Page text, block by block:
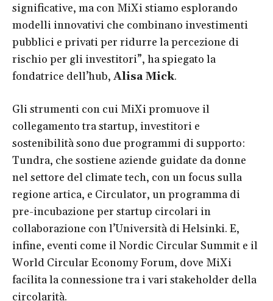
significative, ma con MiXi stiamo esplorando
modelli innovativi che combinano investimenti
pubblici e privati per ridurre la percezione di
rischio per gli investitori”, ha spiegato la
fondatrice dell’hub, Alisa Mick.
Gli strumenti con cui MiXi promuove il
collegamento tra startup, investitori e
sostenibilità sono due programmi di supporto:
Tundra, che sostiene aziende guidate da donne
nel settore del climate tech, con un focus sulla
regione artica, e Circulator, un programma di
pre-incubazione per startup circolari in
collaborazione con l’Università di Helsinki. E,
infine, eventi come il Nordic Circular Summit e il
World Circular Economy Forum, dove MiXi
facilita la connessione tra i vari stakeholder della
circolarità.